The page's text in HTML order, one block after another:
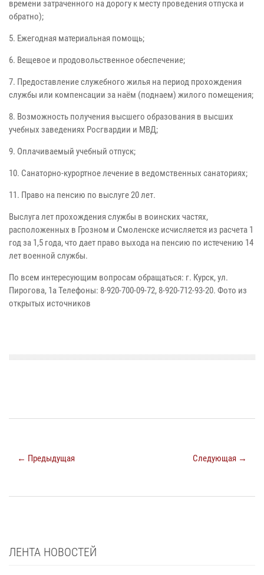
времени затраченного на дорогу к месту проведения отпуска и
обратно);
5. Ежегодная материальная помощь;
6. Вещевое и продовольственное обеспечение;
7. Предоставление служебного жилья на период прохождения
службы или компенсации за наём (поднаем) жилого помещения;
8. Возможность получения высшего образования в высших
учебных заведениях Росгвардии и МВД;
9. Оплачиваемый учебный отпуск;
10. Санаторно-курортное лечение в ведомственных санаториях;
11. Право на пенсию по выслуге 20 лет.
Выслуга лет прохождения службы в воинских частях,
расположенных в Грозном и Смоленске исчисляется из расчета 1
год за 1,5 года, что дает право выхода на пенсию по истечению 14
лет военной службы.
По всем интересующим вопросам обращаться: г. Курск, ул.
Пирогова, 1а Телефоны: 8-920-700-09-72, 8-920-712-93-20. Фото из
открытых источников
← Предыдущая Следующая →
ЛЕНТА НОВОСТЕЙ